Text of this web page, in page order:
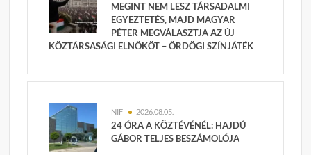
MEGINT NEM LESZ TÁRSADALMI
EGYEZTETÉS, MAJD MAGYAR
PÉTER MEGVÁLASZTJA AZ ÚJ
KÖZTÁRSASÁGI ELNÖKÖT – ÖRDÖGI SZÍNJÁTÉK
NIF 2026.08.05.
24 ÓRA A KÖZTÉVÉNÉL: HAJDÚ
GÁBOR TELJES BESZÁMOLÓJA